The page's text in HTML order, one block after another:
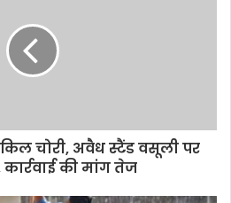
चोरी, अवैध स्टैंड वसूली पर
की मांग तेज